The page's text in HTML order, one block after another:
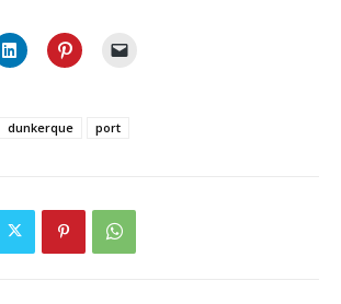
dunkerque port